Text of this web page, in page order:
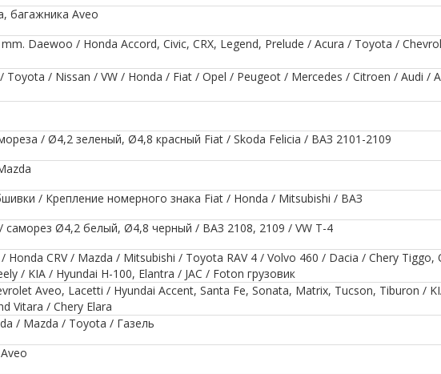
багажника Aveo
Daewoo / Honda Accord, Civic, CRX, Legend, Prelude / Acura / Toyota /
/ Nissan / VW / Honda / Fiat / Opel / Peugeot / Mercedes / Citroen / Audi /
/ Ø4,2 зеленый, Ø4,8 красный Fiat / Skoda Felicia / ВАЗ 2101-2109
/ Крепление номерного знака Fiat / Honda / Mitsubishi / ВАЗ
саморез Ø4,2 белый, Ø4,8 черный / ВАЗ 2108, 2109 / VW T-4
CRV / Mazda / Mitsubishi / Toyota RAV 4 / Volvo 460 / Dacia / Chery Tiggo,
/ KIA / Hyundai H-100, Elantra / JAC / Foton грузовик
Aveo, Lacetti / Hyundai Accent, Santa Fe, Sonata, Matrix, Tucson, Tiburon /
Vitara / Chery Elara
/ Mazda / Toyota / Газель